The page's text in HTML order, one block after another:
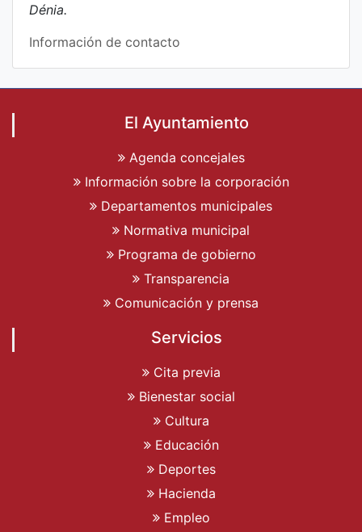
Dénia.
Información de contacto
El Ayuntamiento
Agenda concejales
Información sobre la corporación
Departamentos municipales
Normativa municipal
Programa de gobierno
Transparencia
Comunicación y prensa
Servicios
Cita previa
Bienestar social
Cultura
Educación
Deportes
Hacienda
Empleo